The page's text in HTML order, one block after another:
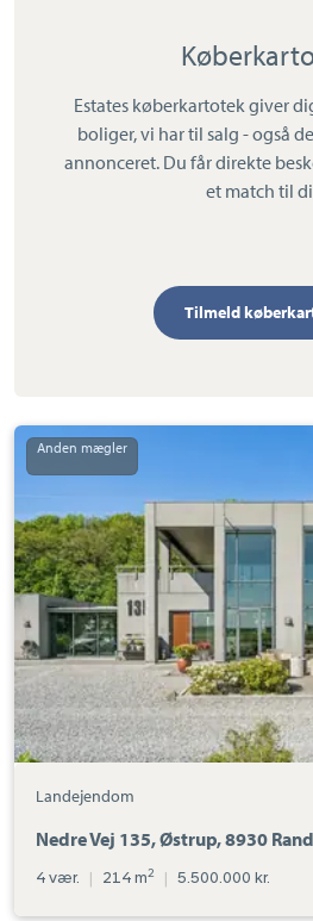
Estates køberkartotek giver
boliger, vi har til salg - også
annonceret. Du får direkte
et match til
Tilmeld
Landejendom:
135,
Østrup,
8930
Randers
NØ
Landejendom
Nedre Vej 135, Østrup, 8930
4 vær. | 214 m2 | 5.500.000 kr.